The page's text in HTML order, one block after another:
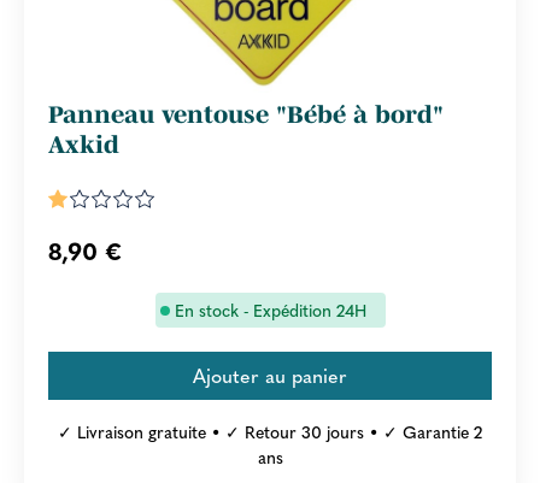
Panneau ventouse "Bébé à bord"
Axkid
8,90 €
En stock - Expédition 24H
✓ Livraison gratuite • ✓ Retour 30 jours • ✓ Garantie 2
ans